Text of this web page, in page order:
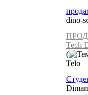
dino-
Tech
(
Telo